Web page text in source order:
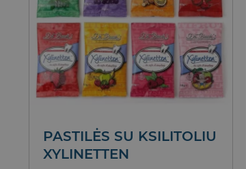
PASTILĖS SU KSILITOLIU
XYLINETTEN